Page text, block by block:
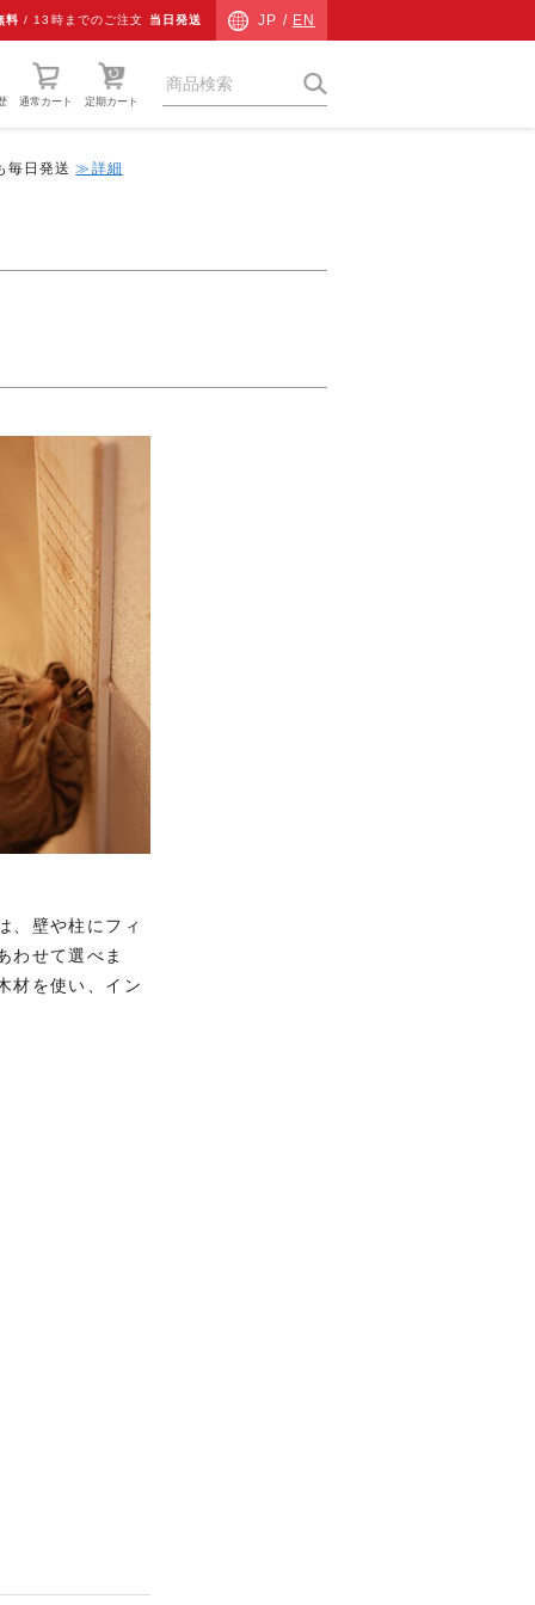
料 / 13時までのご注文 当日発送 JP / EN
通常カート 定期カート
毎日発送≫詳細
、壁や柱にフィ
わせて選べま
材を使い、イン